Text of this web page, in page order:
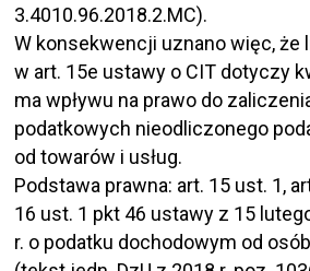
3.4010.96.2018.2.MC).
W konsekwencji uznano więc, że
w art. 15e ustawy o CIT dotyczy
ma wpływu na prawo do
podatkowych nieodliczonego
od towarów i usług.
Podstawa prawna: art. 15 ust. 1,
16 ust. 1 pkt 46 ustawy z 15
r. o podatku dochodowym od